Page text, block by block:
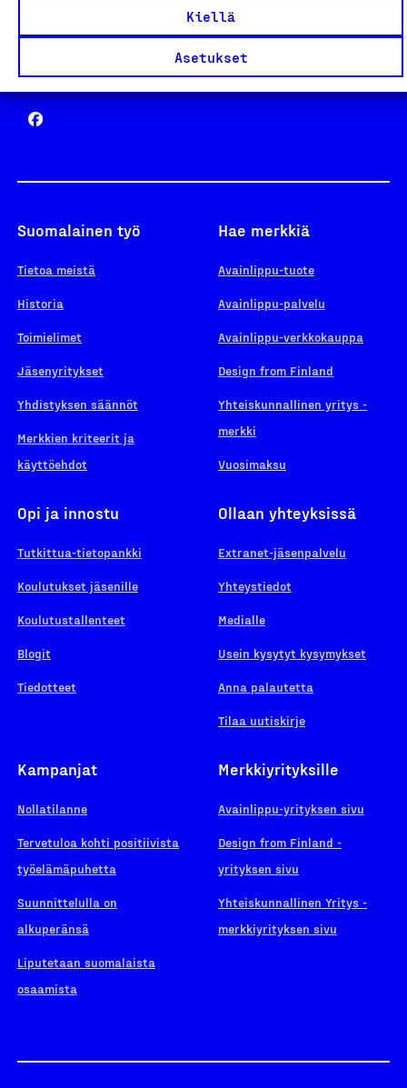
Kiellä
Asetukset
Yhteiskunnallinen Yritys -merkki
Suomalainen työ
Tietoa meistä
Historia
Toimielimet
Jäsenyritykset
Yhdistyksen säännöt
Merkkien kriteerit ja
käyttöehdot
Hae merkkiä
Avainlippu-tuote
Avainlippu-palvelu
Avainlippu-verkkokauppa
Design from Finland
Yhteiskunnallinen yritys -
merkki
Vuosimaksu
Opi ja innostu
Tutkittua-tietopankki
Koulutukset jäsenille
Koulutustallenteet
Blogit
Tiedotteet
Ollaan yhteyksissä
Extranet-jäsenpalvelu
Yhteystiedot
Medialle
Usein kysytyt kysymykset
Anna palautetta
Tilaa uutiskirje
Kampanjat
Nollatilanne
Tervetuloa kohti positiivista
työelämäpuhetta
Suunnittelulla on
alkuperänsä
Liputetaan suomalaista
osaamista
Merkkiyrityksille
Avainlippu-yrityksen sivu
Design from Finland -
yrityksen sivu
Yhteiskunnallinen Yritys -
merkkiyrityksen sivu